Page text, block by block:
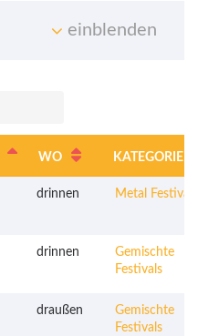
einblenden
WO KATEGORIE
drinnen Metal Festivals
drinnen
Gemischte
Festivals
draußen
Gemischte
Festivals